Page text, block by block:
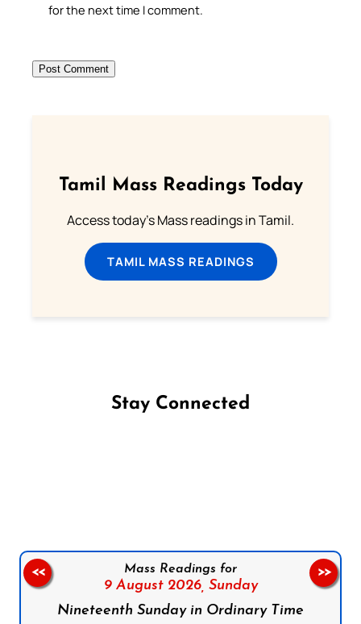
for the next time I comment.
Tamil Mass Readings Today
Access today's Mass readings in Tamil.
TAMIL MASS READINGS
Stay Connected
Mass Readings for
9 August 2026, Sunday
Nineteenth Sunday in Ordinary Time
<< >>